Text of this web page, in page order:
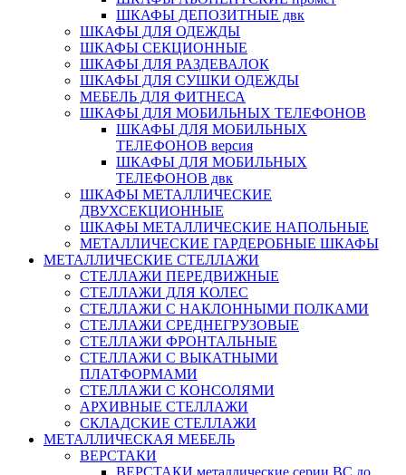
ШКАФЫ ДЕПОЗИТНЫЕ двк
ШКАФЫ ДЛЯ ОДЕЖДЫ
ШКАФЫ СЕКЦИОННЫЕ
ШКАФЫ ДЛЯ РАЗДЕВАЛОК
ШКАФЫ ДЛЯ СУШКИ ОДЕЖДЫ
МЕБЕЛЬ ДЛЯ ФИТНЕСА
ШКАФЫ ДЛЯ МОБИЛЬНЫХ ТЕЛЕФОНОВ
ШКАФЫ ДЛЯ МОБИЛЬНЫХ
ТЕЛЕФОНОВ версия
ШКАФЫ ДЛЯ МОБИЛЬНЫХ
ТЕЛЕФОНОВ двк
ШКАФЫ МЕТАЛЛИЧЕСКИЕ
ДВУХСЕКЦИОННЫЕ
ШКАФЫ МЕТАЛЛИЧЕСКИЕ НАПОЛЬНЫЕ
МЕТАЛЛИЧЕСКИЕ ГАРДЕРОБНЫЕ ШКАФЫ
МЕТАЛЛИЧЕСКИЕ СТЕЛЛАЖИ
СТЕЛЛАЖИ ПЕРЕДВИЖНЫЕ
СТЕЛЛАЖИ ДЛЯ КОЛЕС
СТЕЛЛАЖИ С НАКЛОННЫМИ ПОЛКАМИ
СТЕЛЛАЖИ СРЕДНЕГРУЗОВЫЕ
СТЕЛЛАЖИ ФРОНТАЛЬНЫЕ
СТЕЛЛАЖИ С ВЫКАТНЫМИ
ПЛАТФОРМАМИ
СТЕЛЛАЖИ С КОНСОЛЯМИ
АРХИВНЫЕ СТЕЛЛАЖИ
СКЛАДСКИЕ СТЕЛЛАЖИ
МЕТАЛЛИЧЕСКАЯ МЕБЕЛЬ
ВЕРСТАКИ
ВЕРСТАКИ металлические серии ВС до